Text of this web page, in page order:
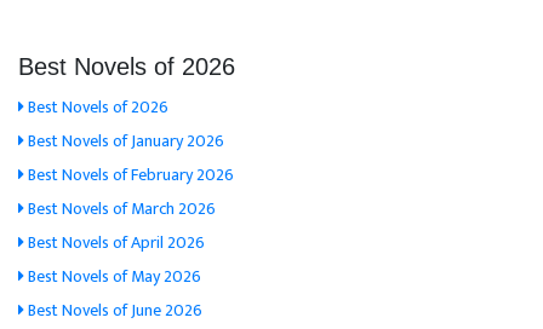
Best Novels of 2026
Best Novels of 2026
Best Novels of January 2026
Best Novels of February 2026
Best Novels of March 2026
Best Novels of April 2026
Best Novels of May 2026
Best Novels of June 2026